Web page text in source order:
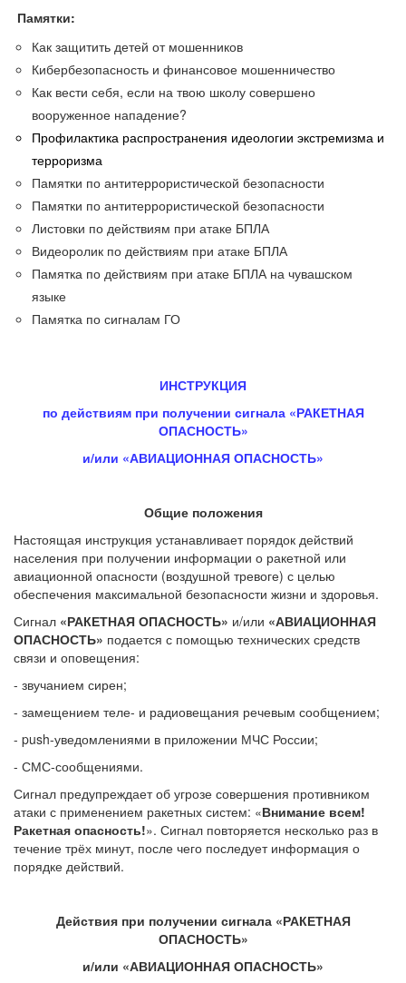
Памятки:
Как защитить детей от мошенников
Кибербезопасность и финансовое мошенничество
Как вести себя, если на твою школу совершено
вооруженное нападение?
Профилактика распространения идеологии экстремизма и
терроризма
Памятки по антитеррористической безопасности
Памятки по антитеррористической безопасности
Листовки по действиям при атаке БПЛА
Видеоролик по действиям при атаке БПЛА
Памятка по действиям при атаке БПЛА на чувашском
языке
Памятка по сигналам ГО
ИНСТРУКЦИЯ
по действиям при получении сигнала «РАКЕТНАЯ
ОПАСНОСТЬ»
и/или «АВИАЦИОННАЯ ОПАСНОСТЬ»
Общие положения
Настоящая инструкция устанавливает порядок действий
населения при получении информации о ракетной или
авиационной опасности (воздушной тревоге) с целью
обеспечения максимальной безопасности жизни и здоровья.
Сигнал «РАКЕТНАЯ ОПАСНОСТЬ» и/или «АВИАЦИОННАЯ
ОПАСНОСТЬ» подается с помощью технических средств
связи и оповещения:
- звучанием сирен;
- замещением теле- и радиовещания речевым сообщением;
- push-уведомлениями в приложении МЧС России;
- СМС-сообщениями.
Сигнал предупреждает об угрозе совершения противником
атаки с применением ракетных систем: «Внимание всем!
Ракетная опасность!». Сигнал повторяется несколько раз в
течение трёх минут, после чего последует информация о
порядке действий.
Действия при получении сигнала «РАКЕТНАЯ
ОПАСНОСТЬ»
и/или «АВИАЦИОННАЯ ОПАСНОСТЬ»